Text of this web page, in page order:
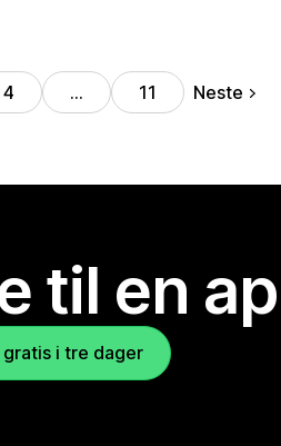
4 … 11 Neste
til en
i tre dager